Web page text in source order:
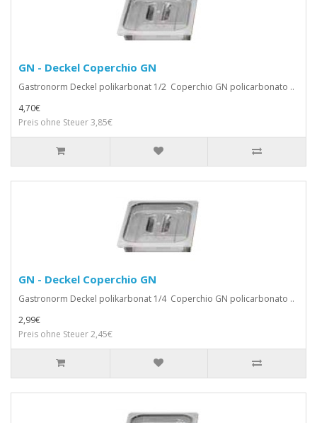
GN - Deckel Coperchio GN
Gastronorm Deckel polikarbonat 1/2 Coperchio GN policarbonato ..
4,70€
Preis ohne Steuer 3,85€
GN - Deckel Coperchio GN
Gastronorm Deckel polikarbonat 1/4 Coperchio GN policarbonato ..
2,99€
Preis ohne Steuer 2,45€